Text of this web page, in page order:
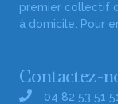
premier collectif
à domicile. Pour
Contactez-
04 82 53 51 51